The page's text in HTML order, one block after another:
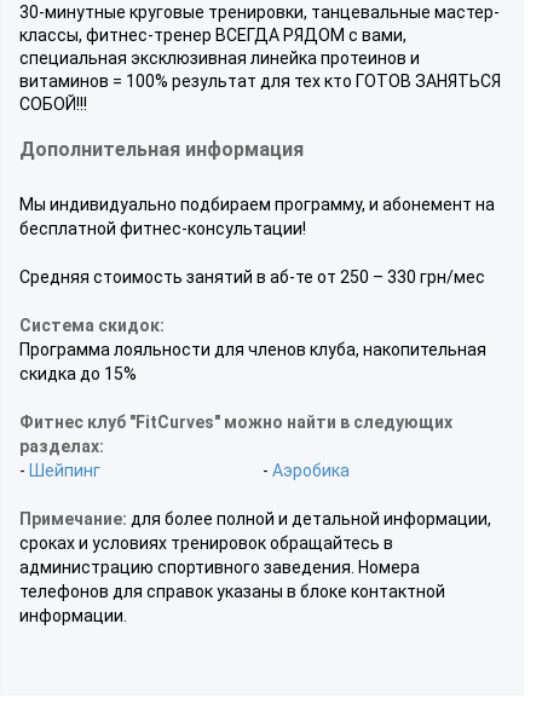
30-минутные круговые тренировки, танцевальные мастер-
классы, фитнес-тренер ВСЕГДА РЯДОМ с вами,
специальная эксклюзивная линейка протеинов и
витаминов = 100% результат для тех кто ГОТОВ ЗАНЯТЬСЯ
СОБОЙ!!!
Дополнительная информация
Мы индивидуально подбираем программу, и абонемент на
бесплатной фитнес-консультации!
Средняя стоимость занятий в аб-те от 250 – 330 грн/мес
Система скидок:
Программа лояльности для членов клуба, накопительная
скидка до 15%
Фитнес клуб "FitCurves" можно найти в следующих
разделах:
- Шейпинг - Аэробика
Примечание: для более полной и детальной информации,
сроках и условиях тренировок обращайтесь в
администрацию спортивного заведения. Номера
телефонов для справок указаны в блоке контактной
информации.